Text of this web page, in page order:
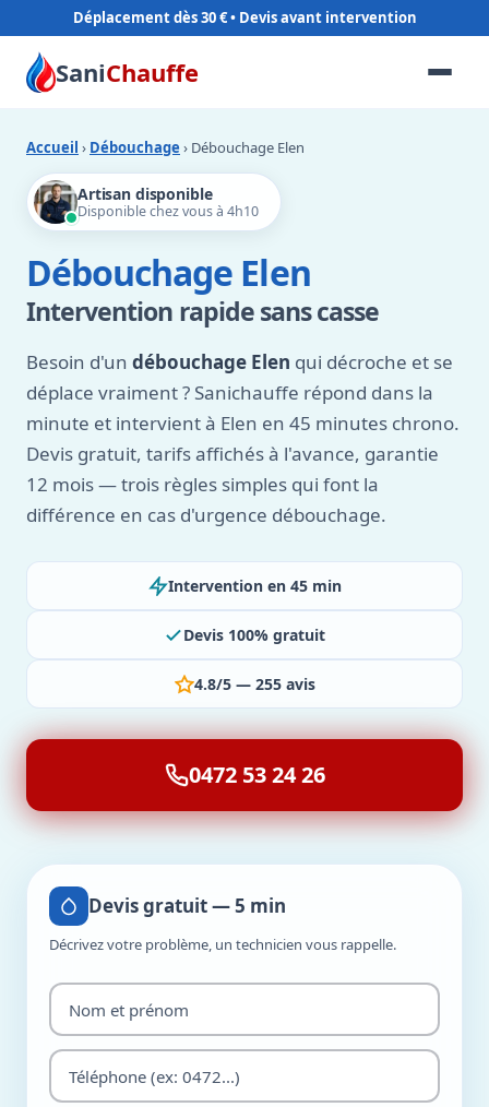
Déplacement dès 30 €
SaniChauffe
Accueil › Débouchage › Débouchage Elen
Artisan disponible
Disponible chez vous à 4h10
Débouchage Elen
Intervention rapide sans casse
Besoin d'un débouchage Elen qui décroche et se
déplace vraiment ? Sanichauffe répond dans la
minute et intervient à Elen en 45 minutes chrono.
Devis gratuit, tarifs affichés à l'avance, garantie
12 mois — trois règles simples qui font la
différence en cas d'urgence débouchage.
Intervention en 45 min
Devis 100% gratuit
4.8/5 — 255 avis
0472 53 24 26
Devis gratuit — 5 min
Décrivez votre problème, un technicien vous rappelle.